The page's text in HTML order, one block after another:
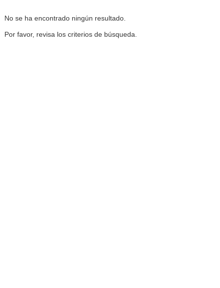
No se ha encontrado ningún resultado.
Por favor, revisa los criterios de búsqueda.